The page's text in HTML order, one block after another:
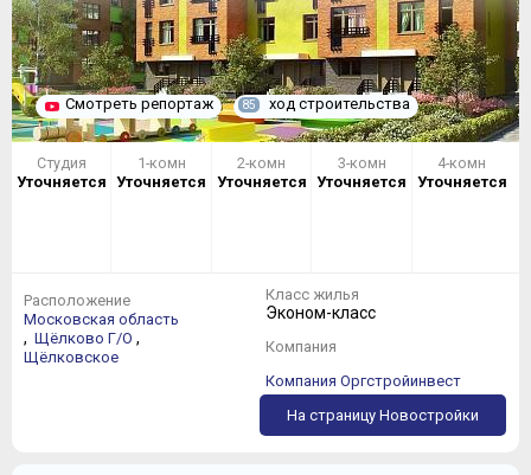
Смотреть репортаж 85 ход строительства
Студия
Уточняется
1-комн
Уточняется
2-комн
Уточняется
3-комн
Уточняется
4-комн
Уточняется
Расположение
Московская область
, Щёлково Г/О ,
Щёлковское
Класс жилья
Эконом-класс
Компания
Компания Оргстройинвест
На страницу Новостройки